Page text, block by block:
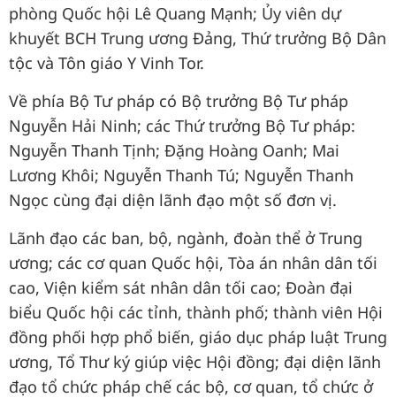
phòng Quốc hội Lê Quang Mạnh; Ủy viên dự
khuyết BCH Trung ương Đảng, Thứ trưởng Bộ Dân
tộc và Tôn giáo Y Vinh Tor.
Về phía Bộ Tư pháp có Bộ trưởng Bộ Tư pháp
Nguyễn Hải Ninh; các Thứ trưởng Bộ Tư pháp:
Nguyễn Thanh Tịnh; Đặng Hoàng Oanh; Mai
Lương Khôi; Nguyễn Thanh Tú; Nguyễn Thanh
Ngọc cùng đại diện lãnh đạo một số đơn vị.
Lãnh đạo các ban, bộ, ngành, đoàn thể ở Trung
ương; các cơ quan Quốc hội, Tòa án nhân dân tối
cao, Viện kiểm sát nhân dân tối cao; Đoàn đại
biểu Quốc hội các tỉnh, thành phố; thành viên Hội
đồng phối hợp phổ biến, giáo dục pháp luật Trung
ương, Tổ Thư ký giúp việc Hội đồng; đại diện lãnh
đạo tổ chức pháp chế các bộ, cơ quan, tổ chức ở